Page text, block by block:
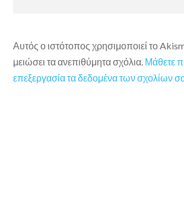
Αυτός ο ιστότοπος χρησιμοποιεί το
μειώσει τα ανεπιθύμητα σχόλια. Μάθετε
επεξεργασία τα δεδομένα των σχολίων